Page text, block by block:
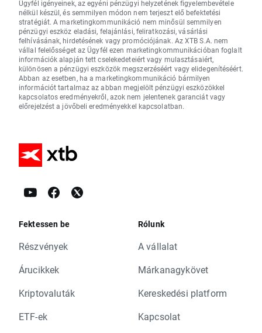
Ügyfél igényeinek, az egyéni pénzügyi helyzetének figyelembevétele
nélkül készül, és semmilyen módon nem terjeszt elő befektetési
stratégiát. A marketingkommunikáció nem minősül semmilyen
pénzügyi eszköz eladási, felajánlási, feliratkozási, vásárlási
felhívásának, hirdetésének vagy promóciójának. Az XTB S.A. nem
vállal felelősséget az Ügyfél ezen marketingkommunikációban foglalt
információk alapján tett cselekedeteiért vagy mulasztásaiért,
különösen a pénzügyi eszközök megszerzéséért vagy elidegenítéséért.
Abban az esetben, ha a marketingkommunikáció bármilyen
információt tartalmaz az abban megjelölt pénzügyi eszközökkel
kapcsolatos eredményekről, azok nem jelentenek garanciát vagy
előrejelzést a jövőbeli eredményekkel kapcsolatban.
Fektessen be
Részvények
Árucikkek
Kriptovaluták
ETF-ek
Rólunk
A vállalat
Márkanagykövet
Kereskedési platform
Kapcsolat